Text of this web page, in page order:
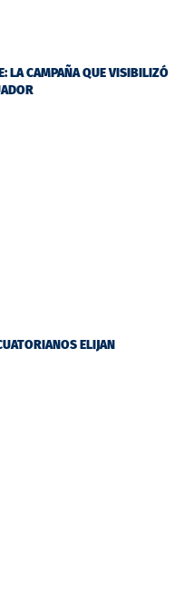
LA CAMPAÑA QUE VISIBILIZÓ
ELIJAN